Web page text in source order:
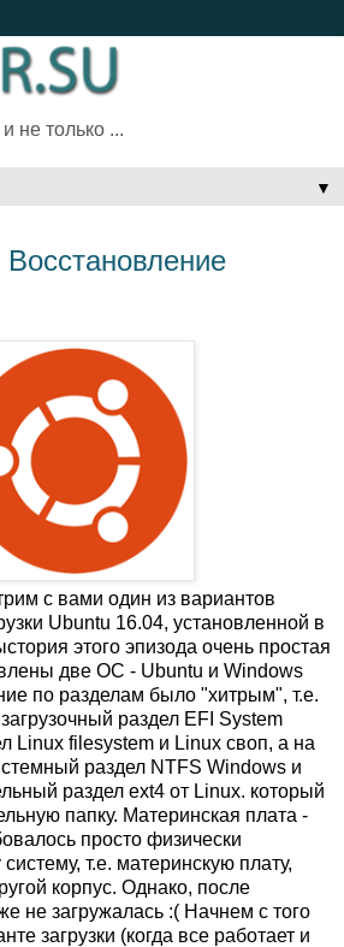
не только ...
▼
с вами один из вариантов
Ubuntu 16.04, установленной в
этого эпизода очень простая
две ОС - Ubuntu и Windows
по разделам было "хитрым", т.е.
раздел EFI System
Linux filesystem и Linux своп, а на
раздел NTFS Windows и
раздел ext4 от Linux. который
папку. Материнская плата -
просто физически
т.е. материнскую плату,
корпус. Однако, после
не загружалась :( Начнем с того
загрузки (когда все работает и